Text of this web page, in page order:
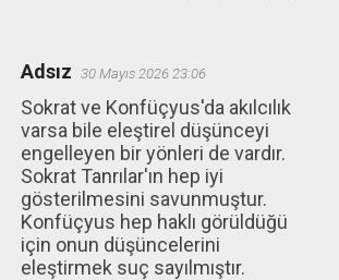
Adsız 30 Mayıs 2026 23:06
Sokrat ve Konfüçyus'da akılcılık
varsa bile eleştirel düşünceyi
engelleyen bir yönleri de vardır.
Sokrat Tanrılar'ın hep iyi
gösterilmesini savunmuştur.
Konfüçyus hep haklı görüldüğü
için onun düşüncelerini
eleştirmek suç sayılmıştır.